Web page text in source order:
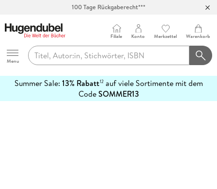
100 Tage Rückgaberecht***
Hugendubel
Menu
Filiale Konto Merkzettel Warenkorb
Summer Sale: 13% Rabatt12auf viele Sortimente mit dem
CodeSOMMER13
erfahren